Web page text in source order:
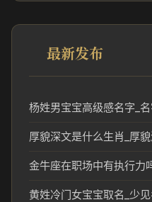
最新发布
杨姓男宝宝高级感名字_
金牛座在职场中有执行力
黄姓冷门女宝宝取名_少